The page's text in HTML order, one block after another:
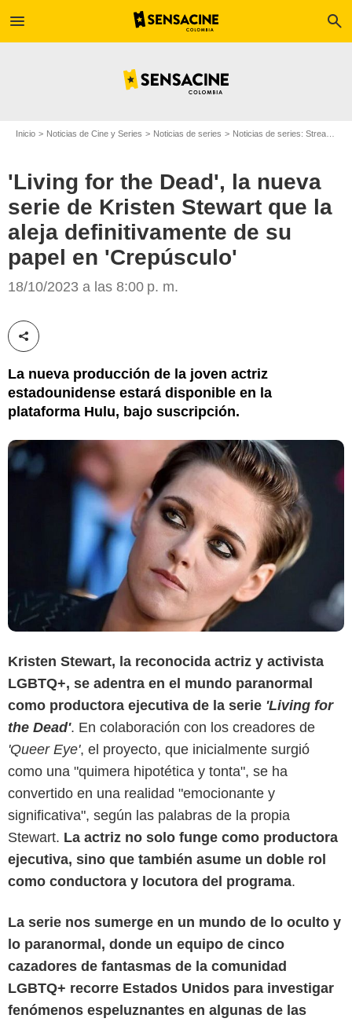
menu search
Inicio Noticias de Cine y Series Noticias de series Noticias de series: Streaming
'Living for the Dead', la nueva
serie de Kristen Stewart que la
aleja definitivamente de su
papel en 'Crepúsculo'
18/10/2023 a las 8:00 p. m.
Compartir esta noticia
La nueva producción de la joven actriz
estadounidense estará disponible en la
plataforma Hulu, bajo suscripción.
The News International
Kristen Stewart, la reconocida actriz y activista
LGBTQ+, se adentra en el mundo paranormal
como productora ejecutiva de la serie 'Living for
the Dead'. En colaboración con los creadores de
'Queer Eye', el proyecto, que inicialmente surgió
como una "quimera hipotética y tonta", se ha
convertido en una realidad "emocionante y
significativa", según las palabras de la propia
Stewart. La actriz no solo funge como productora
ejecutiva, sino que también asume un doble rol
como conductora y locutora del programa.
La serie nos sumerge en un mundo de lo oculto y
lo paranormal, donde un equipo de cinco
cazadores de fantasmas de la comunidad
LGBTQ+ recorre Estados Unidos para investigar
fenómenos espeluznantes en algunas de las